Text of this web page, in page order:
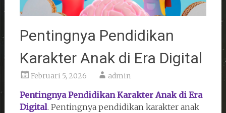
Pentingnya Pendidikan
Karakter Anak di Era Digital
Februari 5, 2026 admin
Pentingnya Pendidikan Karakter Anak di Era
Digital. Pentingnya pendidikan karakter anak